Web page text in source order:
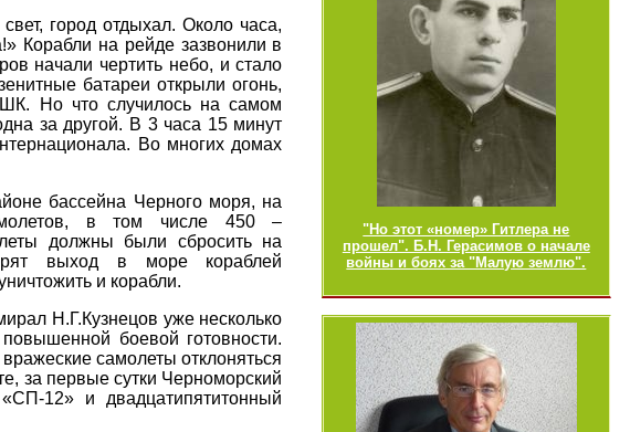
"Но этот «номер» Гитлера не
прошел". Б.Н. Герасимов о начале
войны и боях за "Малую землю".
город отдыхал. Около часа,
Корабли на рейде зазвонили в
начали чертить небо, и стало
батареи открыли огонь,
Но что случилось на самом
за другой. В 3 часа 15 минут
Во многих домах
бассейна Черного моря, на
в том числе 450 –
должны были сбросить на
выход в море кораблей
и корабли.
Н.Г.Кузнецов уже несколько
боевой готовности.
самолеты отклоняться
за первые сутки Черноморский
12» и двадцатипятитонный